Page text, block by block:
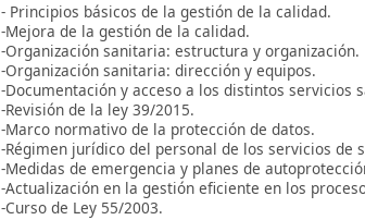
- Principios básicos de la gestión de la calidad.
-Mejora de la gestión de la calidad.
-Organización sanitaria: estructura y organización.
-Organización sanitaria: dirección y equipos.
-Documentación y acceso a los distintos servicios
-Revisión de la ley 39/2015.
-Marco normativo de la protección de datos.
-Régimen jurídico del personal de los servicios de
-Medidas de emergencia y planes de
-Actualización en la gestión eficiente en los
-Curso de Ley 55/2003.